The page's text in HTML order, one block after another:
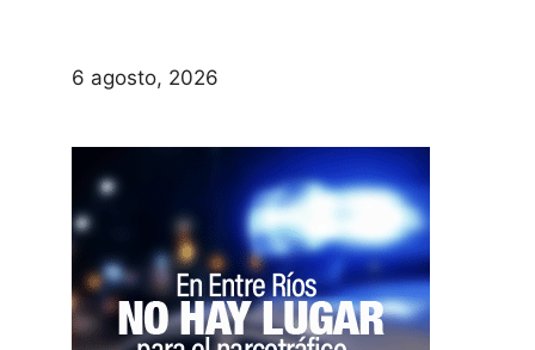
6 agosto, 2026